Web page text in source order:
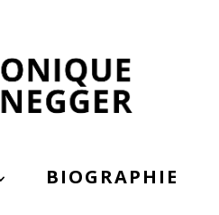
BIOGRAPHIE